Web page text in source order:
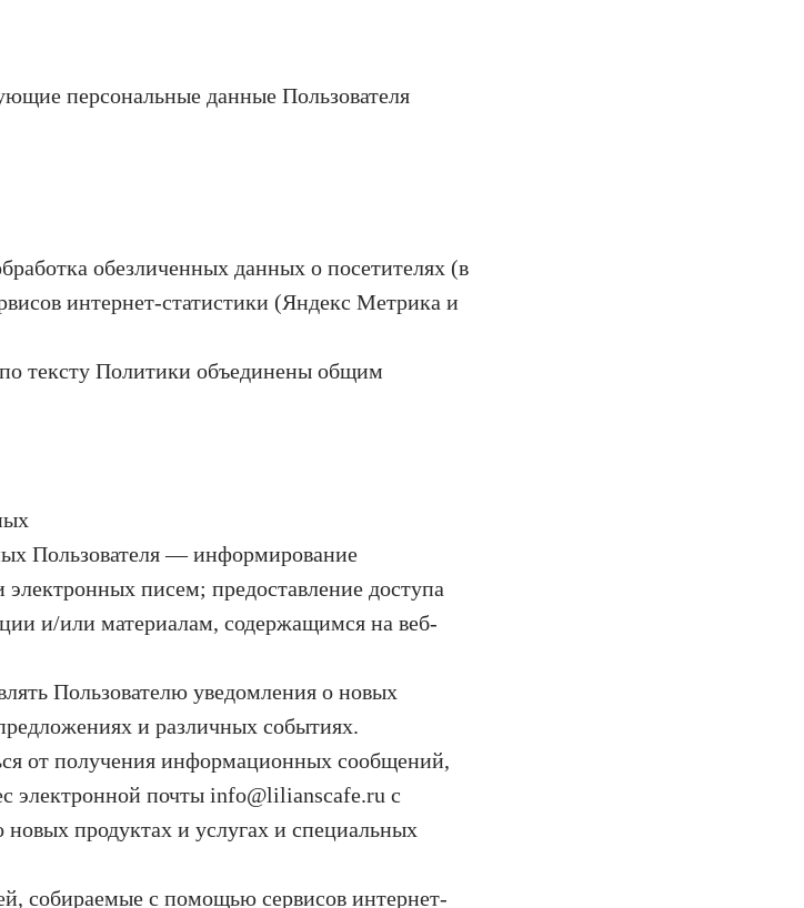
персональные данные Пользователя
обезличенных данных о посетителях (в
интернет-статистики (Яндекс Метрика и
тексту Политики объединены общим
Пользователя — информирование
электронных писем; предоставление доступа
и/или материалам, содержащимся на веб-
Пользователю уведомления о новых
и различных событиях.
от получения информационных сообщений,
электронной почты info@lilianscafe.ru с
продуктах и услугах и специальных
собираемые с помощью сервисов интернет-